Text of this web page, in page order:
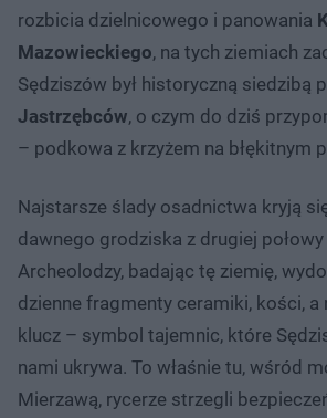
rozbicia dzielnicowego i panowania
Mazowieckiego, na tych ziemiach
Sędziszów był historyczną siedzibą
Jastrzębców, o czym do dziś
– podkowa z krzyżem na błękitnym
Najstarsze ślady osadnictwa kryją
dawnego grodziska z drugiej
Archeolodzy, badając tę ziemię,
dzienne fragmenty ceramiki, kości, a
klucz – symbol tajemnic, które
nami ukrywa. To właśnie tu, wśród
Mierzawą, rycerze strzegli